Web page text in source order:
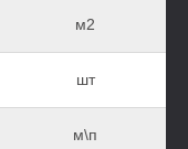
м2
шт
м\п